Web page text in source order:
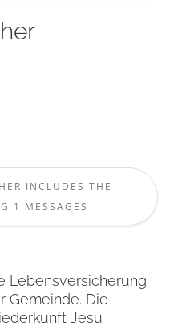
INCLUDES THE
1 MESSAGES
Lebensversicherung
Gemeinde. Die
Jesu